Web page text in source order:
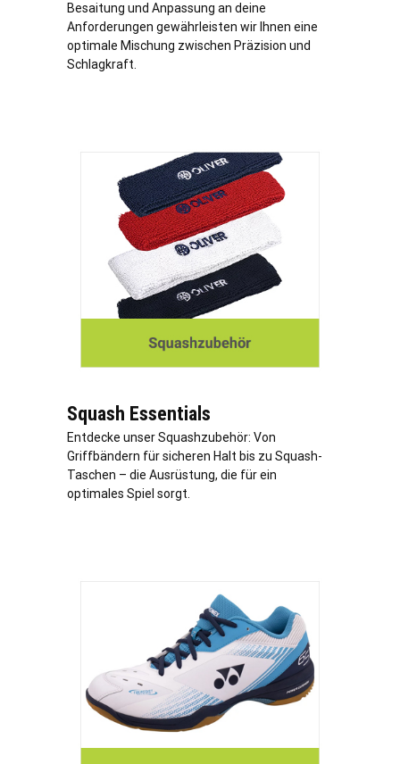
Besaitung und Anpassung an deine
Anforderungen gewährleisten wir Ihnen eine
optimale Mischung zwischen Präzision und
Schlagkraft.
Squash Essentials
Entdecke unser Squashzubehör: Von
Griffbändern für sicheren Halt bis zu Squash-
Taschen – die Ausrüstung, die für ein
optimales Spiel sorgt.